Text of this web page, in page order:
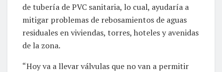
de tubería de PVC sanitaria, lo cual, ayudaría a
mitigar problemas de rebosamientos de aguas
residuales en viviendas, torres, hoteles y avenidas
de la zona.
“Hoy va a llevar válvulas que no van a permitir